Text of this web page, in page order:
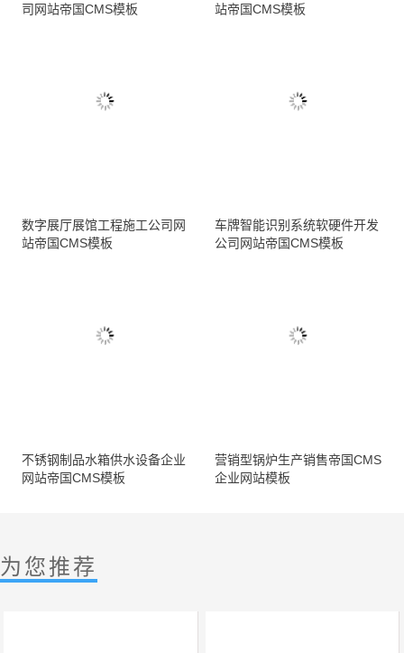
司网站帝国CMS模板
站帝国CMS模板
数字展厅展馆工程施工公司网
站帝国CMS模板
车牌智能识别系统软硬件开发
公司网站帝国CMS模板
不锈钢制品水箱供水设备企业
网站帝国CMS模板
营销型锅炉生产销售帝国CMS
企业网站模板
为您推荐